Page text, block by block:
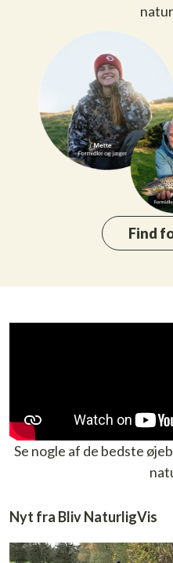
Find
Se nogle af de bedste
Nyt fra Bliv NaturligVis